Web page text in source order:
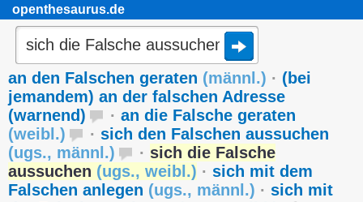
openthesaurus.de
an den Falschen geraten (männl.) · (bei
jemandem) an der falschen Adresse
(warnend)
· an die Falsche geraten
(weibl.) · sich den Falschen aussuchen
(ugs., männl.) · sich die Falsche
aussuchen (ugs., weibl.) · sich mit dem
Falschen anlegen (ugs., männl.) · sich mit